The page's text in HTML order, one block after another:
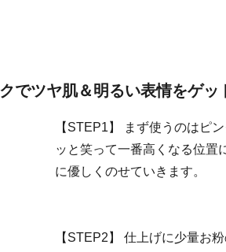
でツヤ肌＆明るい表情をゲッ
【STEP1】 まず使うのはピ
ッと笑って一番高くなる位置
に優しくのせていきます。
【STEP2】 仕上げに少量お